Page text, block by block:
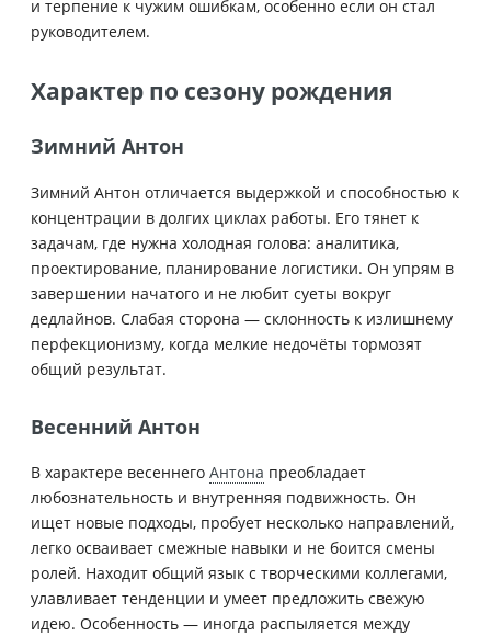
и терпение к чужим ошибкам, особенно если он стал
руководителем.
Характер по сезону рождения
Зимний Антон
Зимний Антон отличается выдержкой и способностью к
концентрации в долгих циклах работы. Его тянет к
задачам, где нужна холодная голова: аналитика,
проектирование, планирование логистики. Он упрям в
завершении начатого и не любит суеты вокруг
дедлайнов. Слабая сторона — склонность к излишнему
перфекционизму, когда мелкие недочёты тормозят
общий результат.
Весенний Антон
В характере весеннего Антона преобладает
любознательность и внутренняя подвижность. Он
ищет новые подходы, пробует несколько направлений,
легко осваивает смежные навыки и не боится смены
ролей. Находит общий язык с творческими коллегами,
улавливает тенденции и умеет предложить свежую
идею. Особенность — иногда распыляется между